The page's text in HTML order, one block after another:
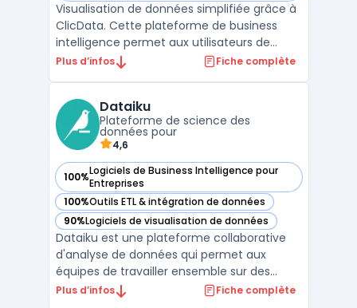
Visualisation de données simplifiée grâce à
ClicData. Cette plateforme de business
intelligence permet aux utilisateurs de
collecter, analyser et visualiser des données
personnalisés pour surveiller vos KPIs en
temps réel. ...
Plus d’infos Fiche complète
Dataiku
Plateforme de science des
données pour
4,6
100%Logiciels de Business Intelligence pour
Entreprises
— voir Dataiku dans cette catégorie
100%Outils ETL & intégration de données
— voir Dataiku dans cette catégorie
90%Logiciels de visualisation de données
— voir Dataiku dans cette catégorie
Dataiku est une plateforme collaborative
d'analyse de données qui permet aux
équipes de travailler ensemble sur des
projets de données avancés. Avec ses
Plus d’infos Fiche complète